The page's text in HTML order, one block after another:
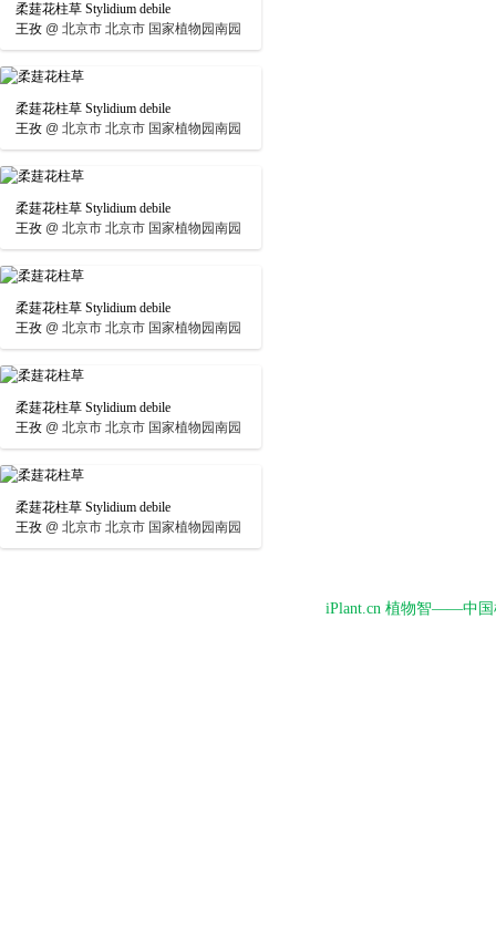
柔莛花柱草 Stylidium debile
王孜 @ 北京市 北京市 国家植物园南园
柔莛花柱草 Stylidium debile
王孜 @ 北京市 北京市 国家植物园南园
柔莛花柱草 Stylidium debile
王孜 @ 北京市 北京市 国家植物园南园
柔莛花柱草 Stylidium debile
王孜 @ 北京市 北京市 国家植物园南园
柔莛花柱草 Stylidium debile
王孜 @ 北京市 北京市 国家植物园南园
柔莛花柱草 Stylidium debile
王孜 @ 北京市 北京市 国家植物园南园
iPlant.cn 植物智——中国